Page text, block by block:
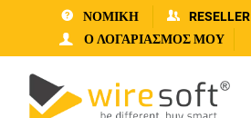
ΝΟΜΙΚΗ RESELLER
Ο ΛΟΓΑΡΙΑΣΜΌΣ ΜΟΥ